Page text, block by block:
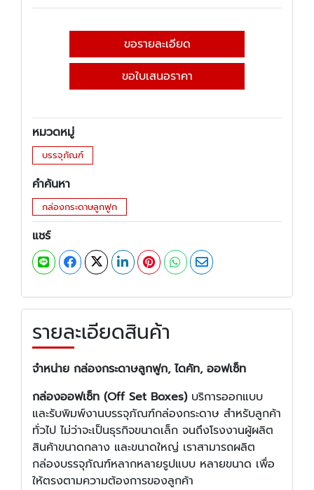
ขอรายละเอียด
ขอใบเสนอราคา
หมวดหมู่
บรรจุภัณฑ์
คำค้นหา
กล่องกระดาษลูกฟูก
แชร์
รายละเอียดสินค้า
จำหน่าย กล่องกระดาษลูกฟูก, ไดคัท, ออฟเซ็ท
กล่องออฟเซ็ท (Off Set Boxes) บริการออกแบบ
และรับพิมพ์งานบรรจุภัณฑ์กล่องกระดาษ สำหรับลูกค้า
ทั่วไป ไม่ว่าจะเป็นธุรกิจขนาดเล็ก จนถึงโรงงานผู้ผลิต
สินค้าขนาดกลาง และขนาดใหญ่ เราสามารถผลิต
กล่องบรรจุภัณฑ์หลากหลายรูปแบบ หลายขนาด เพื่อ
ให้ตรงตามความต้องการของลูกค้า